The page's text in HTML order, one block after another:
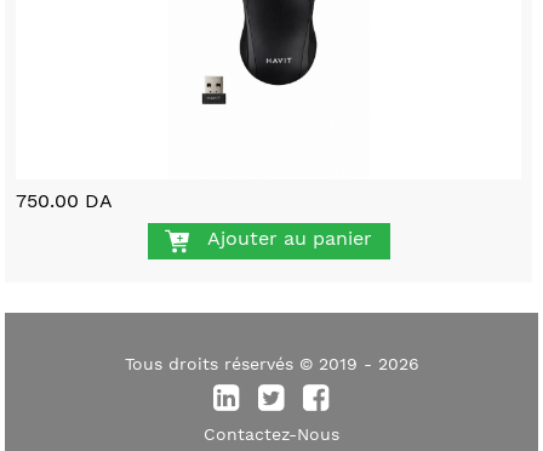
750.00 DA
Ajouter au panier
Tous droits réservés © 2019 - 2026
Contactez-Nous